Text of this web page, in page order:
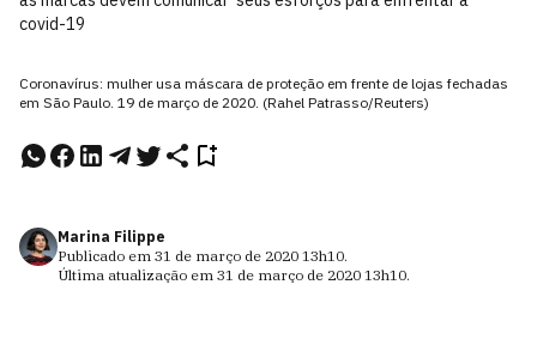
covid-19
Coronavírus: mulher usa máscara de proteção em frente de lojas fechadas
em São Paulo. 19 de março de 2020. (Rahel Patrasso/Reuters)
Marina Filippe
Publicado em 31 de março de 2020 13h10.
Última atualização em 31 de março de 2020 13h10.